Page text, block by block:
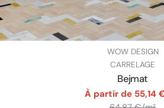
FOURNISSEUR:
WOW DESIGN
TAPER:
CARRELAGE
Bejmat
par
À partir de 55,14